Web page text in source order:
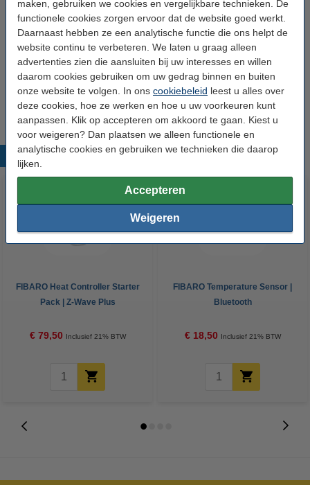
maken, gebruiken we cookies en vergelijkbare technieken. De
functionele cookies zorgen ervoor dat de website goed werkt.
Daarnaast hebben ze een analytische functie die ons helpt de
website continu te verbeteren. We laten u graag alleen
advertenties zien die aansluiten bij uw interesses en willen
daarom cookies gebruiken om uw gedrag binnen en buiten
onze website te volgen. In ons cookiebeleid leest u alles over
deze cookies, hoe ze werken en hoe u uw voorkeuren kunt
aanpassen. Klik op accepteren om akkoord te gaan. Kiest u
voor weigeren? Dan plaatsen we alleen functionele en
analytische cookies en gebruiken we technieken die daarop
lijken.
Accepteren
Weigeren
FIBARO Temperature Sensor | Bluetooth
€ 18,50
Werkt met
SmartThings
Populaire producten
FIBARO Heat Controller Starter
Pack | Z-Wave Plus
€ 79,50 Inclusief 21% BTW
FIBARO Temperature Sensor |
Bluetooth
€ 18,50 Inclusief 21% BTW